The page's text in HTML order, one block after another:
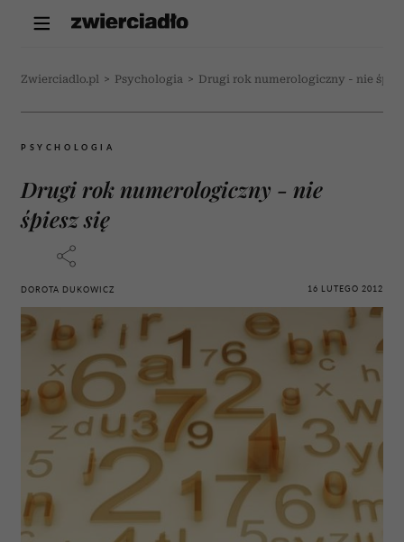
Zwierciadlo.pl > Psychologia > Drugi rok numerologiczny - nie
PSYCHOLOGIA
Drugi rok numerologiczny - nie
śpiesz się
DOROTA DUKOWICZ 16 LUTEGO 2012